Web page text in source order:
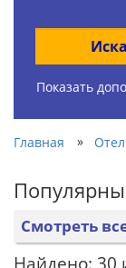
Показать
Главная »
Смотреть
Найдено: 30